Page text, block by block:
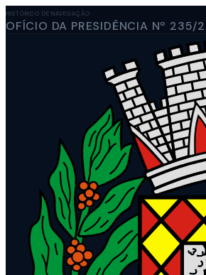
HISTÓRICO DE NAVEGAÇÃO
OFÍCIO DA PRESIDÊNCIA Nº 235/